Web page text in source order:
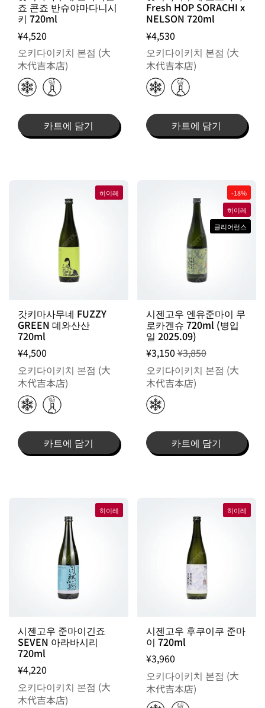
죠 콘죠 반슈야마다니시
키 720ml
¥4,520
오키다이키치 본점 (大
木代吉本店)
카트에 담기
Fresh HOP SORACHI x
NELSON 720ml
¥4,530
오키다이키치 본점 (大
木代吉本店)
카트에 담기
갓키마사무네 FUZZY
GREEN 데와산산
720ml
¥4,500
오키다이키치 본점 (大
木代吉本店)
카트에 담기
히이레
시젠고우 엔유준마이 무
로카겐슈 720ml (병입
일 2025.09)
¥3,150¥3,850
오키다이키치 본점 (大
木代吉本店)
카트에 담기
-18%
히이레
클리어런스
시젠고우 준마이긴죠
SEVEN 아라바시리
720ml
¥4,220
오키다이키치 본점 (大
木代吉本店)
히이레
시젠고우 후쿠이쿠 준마
이 720ml
¥3,960
오키다이키치 본점 (大
木代吉本店)
히이레